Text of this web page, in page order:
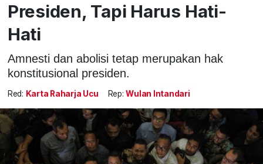
Presiden, Tapi Harus Hati-
Hati
Amnesti dan abolisi tetap merupakan hak
konstitusional presiden.
Red: Karta Raharja Ucu Rep: Wulan Intandari